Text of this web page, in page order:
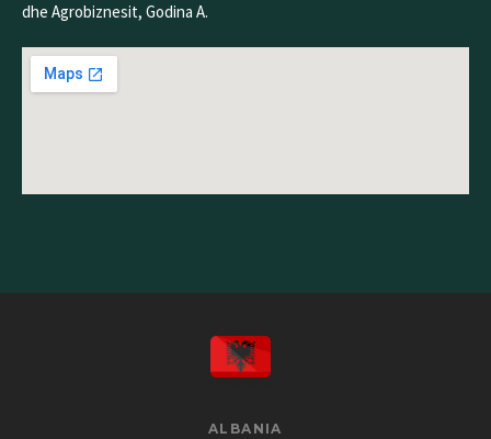
dhe Agrobiznesit, Godina A.
ALBANIA